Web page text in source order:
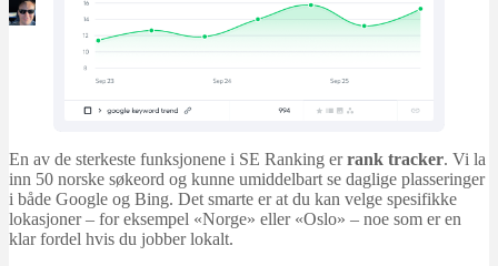
Martin Jørgensen
april 19, 2026
En av de sterkeste funksjonene i SE Ranking errank tracker. Vi la
inn 50 norske søkeord og kunne umiddelbart se daglige plasseringer
i både Google og Bing. Det smarte er at du kan velge spesifikke
lokasjoner – for eksempel «Norge» eller «Oslo» – noe som er en
klar fordel hvis du jobber lokalt.